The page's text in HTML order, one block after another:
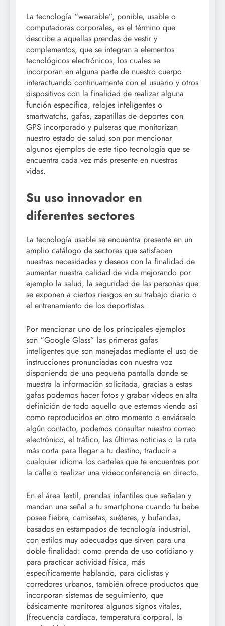
La tecnología “wearable”, ponible, usable o
computadoras corporales, es el término que
describe a aquellas prendas de vestir y
complementos, que se integran a elementos
tecnológicos electrónicos, los cuales se
incorporan en alguna parte de nuestro cuerpo
interactuando continuamente con el usuario y otros
dispositivos con la finalidad de realizar alguna
función específica, relojes inteligentes o
smartwatchs, gafas, zapatillas de deportes con
GPS incorporado y pulseras que monitorizan
nuestro estado de salud son por mencionar
algunos ejemplos de este tipo tecnología que se
encuentra cada vez más presente en nuestras
vidas.
Su uso innovador en
diferentes sectores
La tecnología usable se encuentra presente en un
amplio catálogo de sectores que satisfacen
nuestras necesidades y deseos con la finalidad de
aumentar nuestra calidad de vida mejorando por
ejemplo la salud, la seguridad de las personas que
se exponen a ciertos riesgos en su trabajo diario o
el entrenamiento de los deportistas.
Por mencionar uno de los principales ejemplos
son “Google Glass” las primeras gafas
inteligentes que son manejadas mediante el uso de
instrucciones pronunciadas con nuestra voz
disponiendo de una pequeña pantalla donde se
muestra la información solicitada, gracias a estas
gafas podemos hacer fotos y grabar videos en alta
definición de todo aquello que estemos viendo así
como reproducirlos en otro momento o enviárselo
algún contacto, podemos consultar nuestro correo
electrónico, el tráfico, las últimas noticias o la ruta
más corta para llegar a tu destino, traducir a
cualquier idioma los carteles que te encuentres por
la calle o realizar una videoconferencia en directo.
En el área Textil, prendas infantiles que señalan y
mandan una señal a tu smartphone cuando tu bebe
posee fiebre, camisetas, suéteres, y bufandas,
basados en estampados de tecnología industrial,
con estilos muy adecuados que sirven para una
doble finalidad: como prenda de uso cotidiano y
para practicar actividad física, más
específicamente hablando, para ciclistas y
corredores urbanos, también ofrece productos que
incorporan sistemas de seguimiento, que
básicamente monitorea algunos signos vitales,
(frecuencia cardiaca, temperatura corporal, la